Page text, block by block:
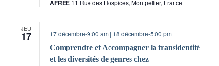
AFREE 11 Rue des Hospices, Montpellier, France
JEU
17
Comprendre et Accompagner la transidentité
et les diversités de genres chez
17 décembre-9:00 am | 18 décembre-5:00 pm